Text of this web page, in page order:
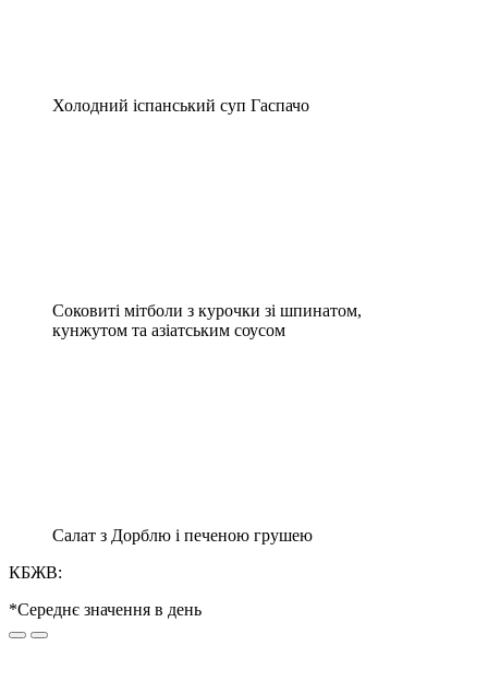
Холодний іспанський суп Гаспачо
Соковиті мітболи з курочки зі шпинатом,
кунжутом та азіатським соусом
Салат з Дорблю і печеною грушею
КБЖВ:
*Середнє значення в день